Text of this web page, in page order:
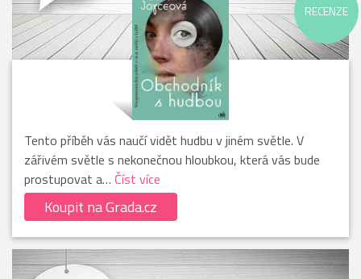
Tento příběh vás naučí vidět hudbu v jiném světle. V
zářivém světle s nekonečnou hloubkou, která vás bude
prostupovat a… Číst více
Koupit na Grada.cz
RECENZE